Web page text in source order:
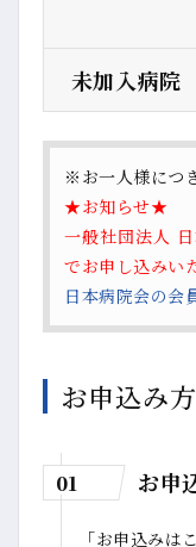
未加入病院
※お一人様につ
★お知らせ★
一般社団法人
でお申し込みい
日本病院会の会
お申込み
01 お申
「お申込みは